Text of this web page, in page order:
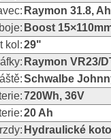
Raymon 31.8,
Boost
kol:29"
Raymon VR23/
Schwalbe
720Wh, 36V
20 Ah
Hydraulické